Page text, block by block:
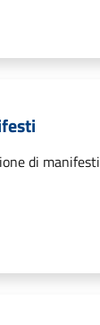
di manifesti